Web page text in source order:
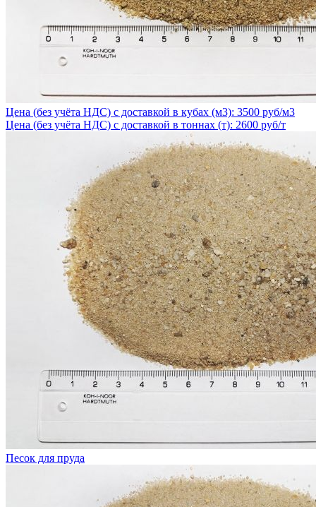
Цена (без учёта НДС) с доставкой в кубах (м3): 3500 руб/м3
Цена (без учёта НДС) с доставкой в тоннах (т): 2600 руб/т
Песок для пруда